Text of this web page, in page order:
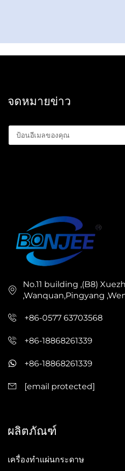
สำคัญที่ขับเคลื่อนความสำเร็จ
ประสิทธิภาพ เครื่องบรรจุภัณ
การบรรจุภัณฑ์แบบอัตโนมัติส
ได้รับการสนับสนุนด้วยสิทธิบัต
ฉบับ และใบรับรองระดับโลก เช่
เครื่องบรรจุภัณฑ์ของเราผสา
ผลลัพธ์การบรรจุภัณฑ์ที่สม่ำเส
พร้อมปรับตัวเข้ากับข้อกำหนด
หลาย เครื่องบรรจุภัณฑ์นี้จึงส
ภัณฑ์ การรับประกันความสมบู
ดำเนินงานในกว่า 100 ประเท
จดหมายข่าว
No.11 building ,(B8)
,Wanquan,Pingyang
+86-0577 63703568
+86-18868261339
+86-18868261339
[email protected]
ผลิตภัณฑ์
เครื่องทำแผ่นกระดาษ